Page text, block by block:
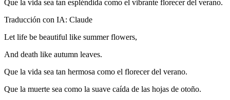
Que la vida sea tan espléndida como el vibrante florecer del verano.
Traducción con IA: Claude
Let life be beautiful like summer flowers,
And death like autumn leaves.
Que la vida sea tan hermosa como el florecer del verano.
Que la muerte sea como la suave caída de las hojas de otoño.